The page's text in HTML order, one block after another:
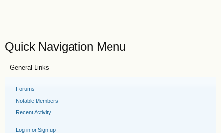
Quick Navigation Menu
General Links
Forums
Notable Members
Recent Activity
Log in or Sign up